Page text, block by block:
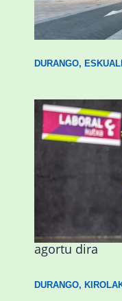
Udal
ordenantza
DURANGO,
agortu dira
DURANGO,